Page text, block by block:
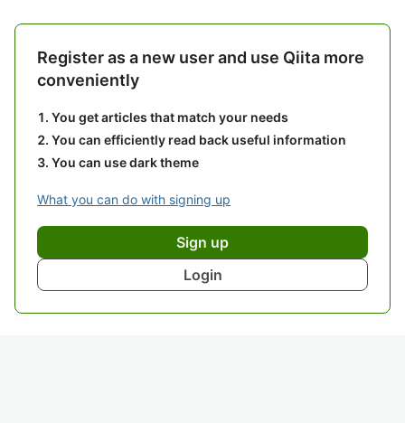
Register as a new user and use Qiita more
conveniently
You get articles that match your needs
You can efficiently read back useful information
You can use dark theme
What you can do with signing up
Sign up
Login